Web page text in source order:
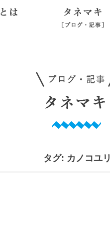
シマノタネとは
タグ: カノコユリ